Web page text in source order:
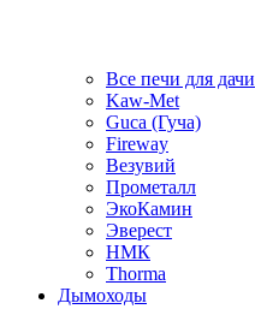
Все печи для дачи
Kaw-Met
Guca (Гуча)
Fireway
Везувий
Прометалл
ЭкоКамин
Эверест
НМК
Thorma
Дымоходы